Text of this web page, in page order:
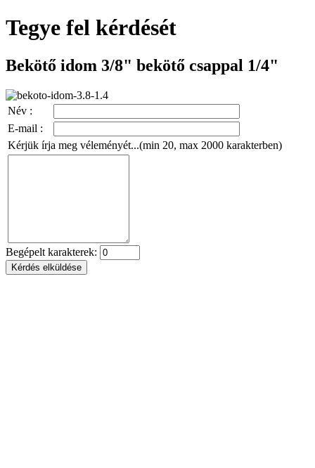
Tegye fel kérdését
Bekötő idom 3/8" bekötő csappal 1/4"
Név :
E-mail :
Kérjük írja meg véleményét...(min 20, max 2000 karakterben)
Begépelt karakterek: